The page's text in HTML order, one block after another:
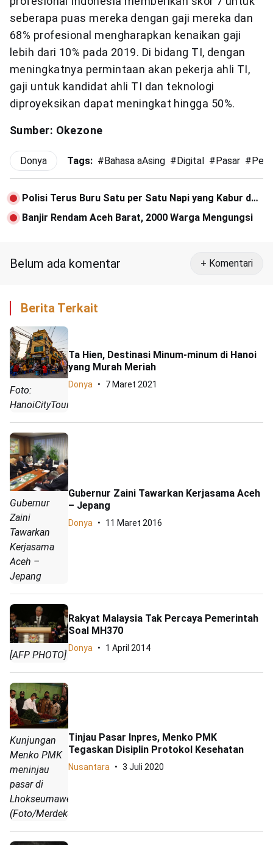
seberapa puas mereka dengan gaji mereka dan
68% profesional mengharapkan kenaikan gaji
lebih dari 10% pada 2019. Di bidang TI, dengan
meningkatnya permintaan akan pekerja ahli TI,
gaji untuk kandidat ahli TI dan teknologi
diproyeksikan dapat meningkat hingga 50%.
Sumber: Okezone
Donya Tags: #Bahasa aAsing #Digital #Pasar #
Polisi Terus Buru Satu per Satu Napi yang Kabur dari
Lapas Lambaro
Banjir Rendam Aceh Barat, 2000 Warga Mengungsi
Belum ada komentar + Komentari
Berita Terkait
Foto:
HanoiCityTours
Ta Hien, Destinasi Minum-minum di Hanoi
yang Murah Meriah
Donya 7 Maret 2021
Gubernur
Zaini
Tawarkan
Kerjasama
Aceh –
Jepang
Gubernur Zaini Tawarkan Kerjasama Aceh
– Jepang
Donya 11 Maret 2016
[AFP PHOTO]
Rakyat Malaysia Tak Percaya Pemerintah
Soal MH370
Donya 1 April 2014
Kunjungan
Menko PMK
meninjau
pasar di
Lhokseumawe.
(Foto/Merdeka.com)
Tinjau Pasar Inpres, Menko PMK
Tegaskan Disiplin Protokol Kesehatan
Nusantara 3 Juli 2020